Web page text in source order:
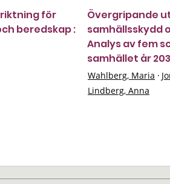
för
beredskap :
Övergripande
samhällsskydd
Analys av fem
samhället år
Wahlberg, Maria ·
Lindberg, Anna